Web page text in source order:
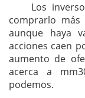
Los
comprarlo
aunque haya
acciones caen
aumento de
acerca a
podemos.